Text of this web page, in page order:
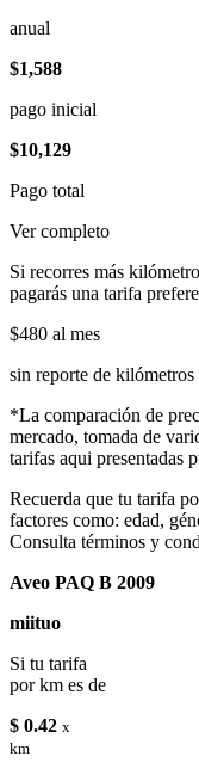
anual
$1,588
pago inicial
$10,129
Pago total
Ver completo
Si recorres más
pagarás una tarifa
$480 al mes
sin reporte de kilómetros
*La comparación de
mercado, tomada de
tarifas aqui presentadas
Recuerda que tu tarifa
factores como: edad,
Consulta términos y
Aveo PAQ B 2009
miituo
Si tu tarifa
por km es de
$ 0.42 x
km